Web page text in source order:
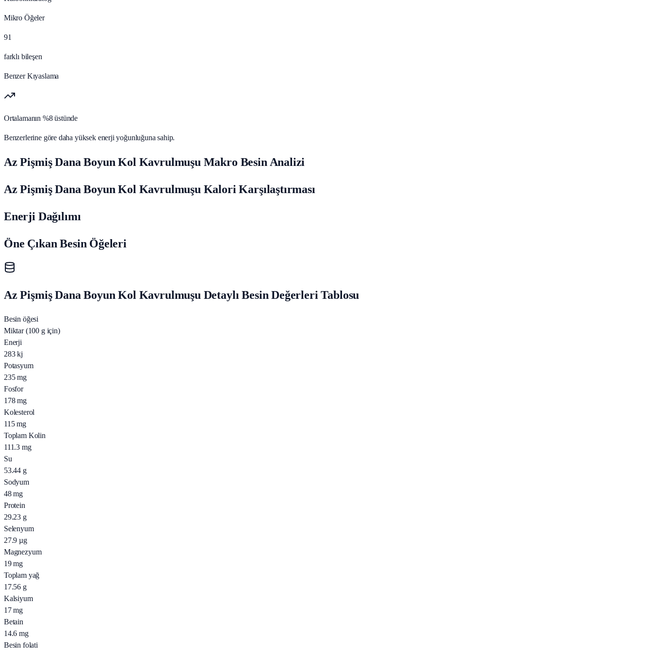
Mikro Öğeler
91
farklı bileşen
Benzer Kıyaslama
Ortalamanın %8 üstünde
Benzerlerine göre daha yüksek enerji yoğunluğuna sahip.
Az Pişmiş Dana Boyun Kol Kavrulmuşu Makro Besin Analizi
Az Pişmiş Dana Boyun Kol Kavrulmuşu Kalori Karşılaştırması
Enerji Dağılımı
Öne Çıkan Besin Öğeleri
Az Pişmiş Dana Boyun Kol Kavrulmuşu Detaylı Besin Değerleri Tablosu
Besin öğesi
Miktar (100 g için)
Enerji
283 kj
Potasyum
235 mg
Fosfor
178 mg
Kolesterol
115 mg
Toplam Kolin
111.3 mg
Su
53.44 g
Sodyum
48 mg
Protein
29.23 g
Selenyum
27.9 µg
Magnezyum
19 mg
Toplam yağ
17.56 g
Kalsiyum
17 mg
Betain
14.6 mg
Besin folati